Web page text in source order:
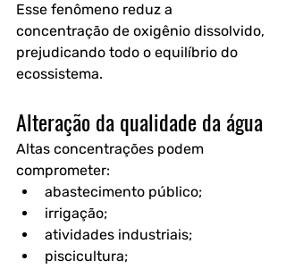
Esse fenômeno reduz a
concentração de oxigênio dissolvido,
prejudicando todo o equilíbrio do
ecossistema.
Alteração da qualidade da água
Altas concentrações podem
comprometer:
abastecimento público;
irrigação;
atividades industriais;
piscicultura;